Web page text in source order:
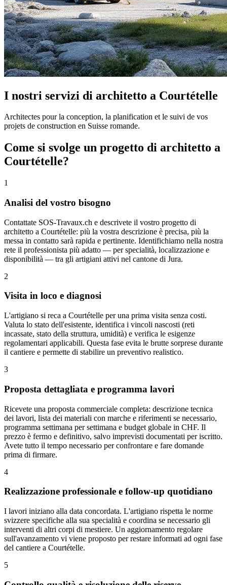
I nostri servizi di architetto a Courtételle
Architectes pour la conception, la planification et le suivi de vos
projets de construction en Suisse romande.
Come si svolge un progetto di architetto a
Courtételle?
1
Analisi del vostro bisogno
Contattate SOS-Travaux.ch e descrivete il vostro progetto di
architetto a Courtételle: più la vostra descrizione è precisa, più la
messa in contatto sarà rapida e pertinente. Identifichiamo nella nostra
rete il professionista più adatto — per specialità, localizzazione e
disponibilità — tra gli artigiani attivi nel cantone di Jura.
2
Visita in loco e diagnosi
L'artigiano si reca a Courtételle per una prima visita senza costi.
Valuta lo stato dell'esistente, identifica i vincoli nascosti (reti
incassate, stato della struttura, umidità) e verifica le esigenze
regolamentari applicabili. Questa fase evita le brutte sorprese durante
il cantiere e permette di stabilire un preventivo realistico.
3
Proposta dettagliata e programma lavori
Ricevete una proposta commerciale completa: descrizione tecnica
dei lavori, lista dei materiali con marche e riferimenti se necessario,
programma settimana per settimana e budget globale in CHF. Il
prezzo è fermo e definitivo, salvo imprevisti documentati per iscritto.
Avete tutto il tempo necessario per confrontare e fare domande
prima di firmare.
4
Realizzazione professionale e follow-up quotidiano
I lavori iniziano alla data concordata. L'artigiano rispetta le norme
svizzere specifiche alla sua specialità e coordina se necessario gli
interventi di altri corpi di mestiere. Un aggiornamento regolare
sull'avanzamento vi viene proposto per restare informati ad ogni fase
del cantiere a Courtételle.
5